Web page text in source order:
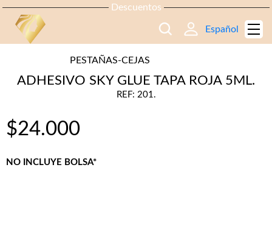
Descuentos
Español
PESTAÑAS-CEJAS
ADHESIVO SKY GLUE TAPA ROJA 5ML.
REF: 201.
$24.000
NO INCLUYE BOLSA*